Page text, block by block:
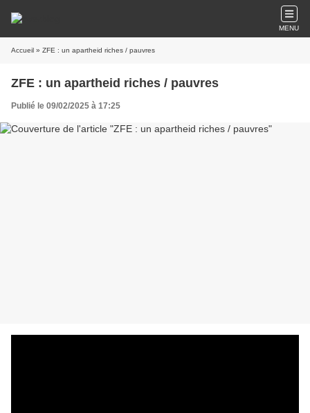
MENU
Accueil » ZFE : un apartheid riches / pauvres
ZFE : un apartheid riches / pauvres
Publié le 09/02/2025 à 17:25